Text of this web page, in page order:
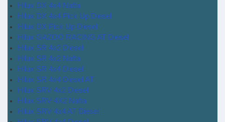
Hilux DX 4x4 Nafta
Hilux DX 4x4 Pick Up Diesel
Hilux DX Pick Up Diesel
Hilux GAZOO RACING AT Diesel
Hilux SR 4x2 Diesel
Hilux SR 4x2 Nafta
Hilux SR 4x4 Diesel
Hilux SR 4x4 Diesel AT
Hilux SRV 4x2 Diesel
Hilux SRV 4X2 Nafta
Hilux SRV 4x4 AT Diesel